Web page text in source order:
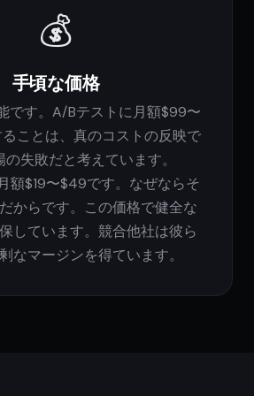
💰
手頃な価格
です。A/Bテストに月額$99〜
ことは、真のコストの反映で
失敗だと考えています。
額$19〜$49です。なぜならそ
からです。この価格で健全な
しています。競合他社は彼ら
なマージンを得ています。